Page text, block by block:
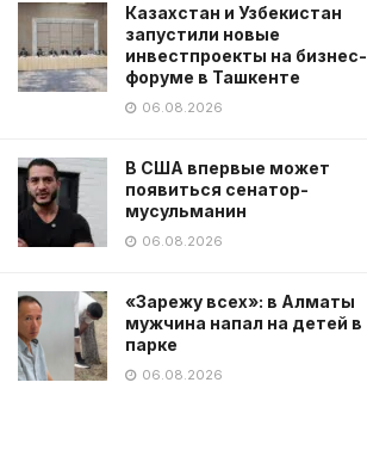
Казахстан и Узбекистан
запустили новые
инвестпроекты на бизнес-
форуме в Ташкенте
06.08.2026
В США впервые может
появиться сенатор-
мусульманин
06.08.2026
«Зарежу всех»: в Алматы
мужчина напал на детей в
парке
06.08.2026